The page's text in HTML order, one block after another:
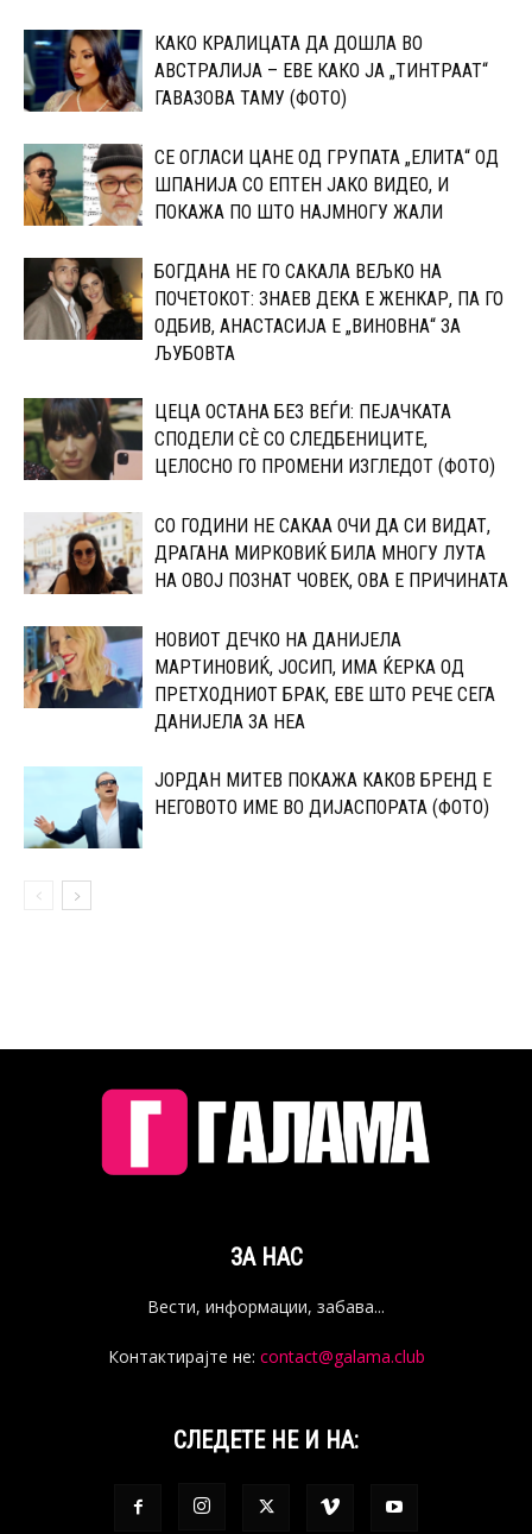
КАКО КРАЛИЦАТА ДА ДОШЛА ВО
АВСТРАЛИЈА – ЕВЕ КАКО ЈА „ТИНТРААТ“
ГАВАЗОВА ТАМУ (ФОТО)
CЕ ОГЛАСИ ЦАНЕ ОД ГРУПАТА „ЕЛИТА“ ОД
ШПАНИЈА CО ЕПТЕН ЈАКО ВИДЕО, И
ПОКАЖА ПО ШТО НАЈМНОГУ ЖАЛИ
БОГДАНА НЕ ГО САКАЛА ВЕЉКО НА
ПОЧЕТОКОТ: 3НАЕВ ДЕКА Е ЖЕНКАР, ПА ГО
ОДБИВ, АНАСТАСИЈА Е „ВИНОВНА“ ЗА
ЉУБОВТА
ЦЕЦА ОСТАНА БЕЗ ВЕЃИ: ПЕЈАЧКАТА
СПОДЕЛИ СЀ СО CЛЕДБЕНИЦИТЕ,
ЦЕЛОСНО ГО ПРОМЕНИ ИЗГЛЕДОТ (ФОТО)
СО ГОДИНИ НЕ САКАА ОЧИ ДА СИ ВИДАТ,
ДРАГАНА МИРКОВИЌ БИЛА МНОГУ ЛУТА
НА ОВОЈ ПОЗНАТ ЧОВЕК, ОВА Е ПРИЧИНАТА
НОВИОТ ДЕЧКО НА ДАНИЈЕЛА
МАPТИНОВИЌ, ЈОСИП, ИМА ЌЕPКА ОД
ПPЕТХОДНИОТ БРАК, ЕВЕ ШТО РЕЧЕ СЕГА
ДАНИЈЕЛА ЗА НЕА
ЈОРДАН МИТЕВ ПОКАЖА КАКОВ БРЕНД Е
НЕГОВОТО ИМЕ ВО ДИЈАСПОРАТА (ФОТО)
ЗА НАС
Вести, информации, забава...
Контактирајте не: contact@galama.club
СЛЕДЕТЕ НЕ И НА: